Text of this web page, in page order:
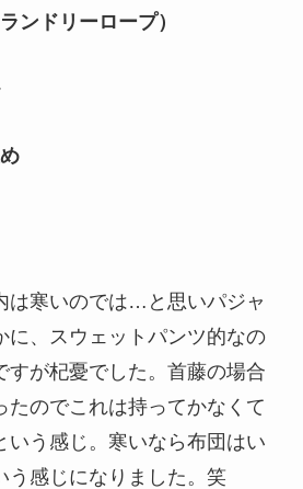
ンドリーロープ）
は寒いのでは…と思いパジャ
に、スウェットパンツ的なの
すが杞憂でした。首藤の場合
たのでこれは持ってかなくて
いう感じ。寒いなら布団はい
う感じになりました。笑